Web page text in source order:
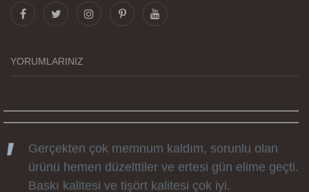
YORUMLARINIZ
Görselleri ve baskı kalitesi harika. Övünç Bey'in
tüm süreçteki desteği ile siparislerim kısa
günü hediyesi oldu. Kammana ailesine tüm
Gerçekten çok memnum kaldım, sorunlu olan
ürünü hemen düzelttiler ve ertesi gün elime geçti.
Baskı kalitesi ve tişört kalitesi çok iyi.